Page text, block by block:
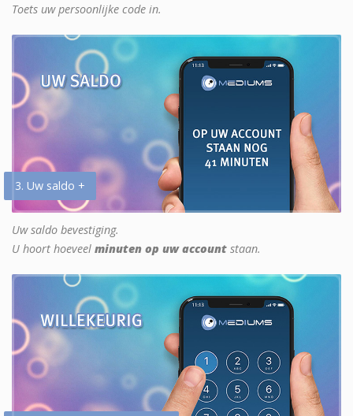
Toets uw persoonlijke code in.
3. Uw saldo +
Uw saldo bevestiging.
U hoort hoeveel minuten op uw account staan.